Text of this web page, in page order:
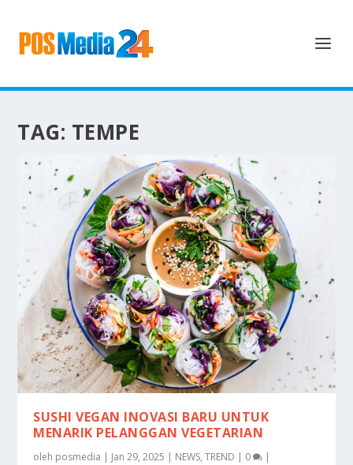
TAG: TEMPE
SUSHI VEGAN INOVASI BARU UNTUK
MENARIK PELANGGAN VEGETARIAN
oleh posmedia | Jan 29, 2025 | NEWS,TREND | 0 |